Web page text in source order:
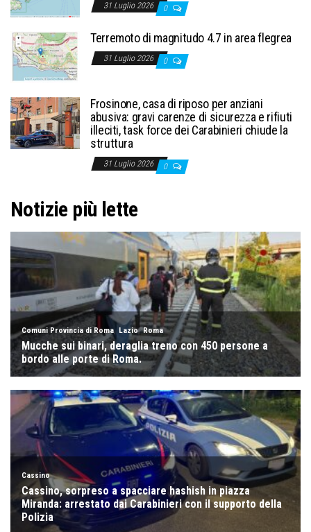
31 Luglio 2026 0
Terremoto di magnitudo 4.7 in area flegrea
31 Luglio 2026 0
Frosinone, casa di riposo per anziani
abusiva: gravi carenze di sicurezza e rifiuti
illeciti, task force dei Carabinieri chiude la
struttura
31 Luglio 2026 0
Notizie più lette